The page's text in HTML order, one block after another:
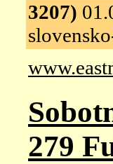
3207)
279